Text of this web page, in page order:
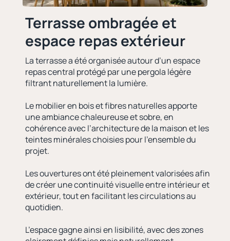
Terrasse ombragée et
espace repas extérieur
La terrasse a été organisée autour d’un espace
repas central protégé par une pergola légère
filtrant naturellement la lumière.
Le mobilier en bois et fibres naturelles apporte
une ambiance chaleureuse et sobre, en
cohérence avec l’architecture de la maison et les
teintes minérales choisies pour l’ensemble du
projet.
Les ouvertures ont été pleinement valorisées afin
de créer une continuité visuelle entre intérieur et
extérieur, tout en facilitant les circulations au
quotidien.
L’espace gagne ainsi en lisibilité, avec des zones